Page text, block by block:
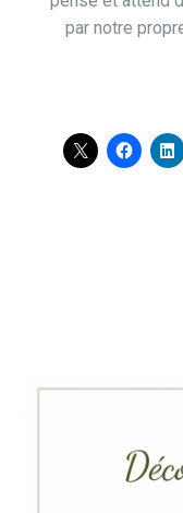
par notre